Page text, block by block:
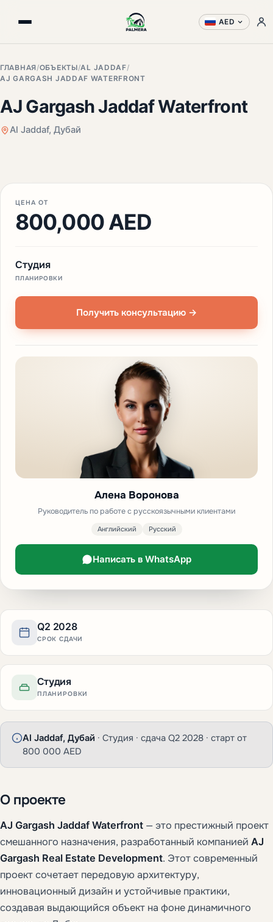
AED
ГЛАВНАЯ /ОБЪЕКТЫ/AL JADDAF/
AJ GARGASH JADDAF WATERFRONT
AJ Gargash Jaddaf Waterfront
Al Jaddaf, Дубай
Q2 2028
СРОК СДАЧИ
Студия
ПЛАНИРОВКИ
Al Jaddaf, Дубай · Студия · сдача Q2 2028 · старт от
800 000 AED
О проекте
AJ Gargash Jaddaf Waterfront — это престижный проект
смешанного назначения, разработанный компанией AJ
Gargash Real Estate Development. Этот современный
проект сочетает передовую архитектуру,
инновационный дизайн и устойчивые практики,
создавая выдающийся объект на фоне динамичного
ЦЕНА ОТ
800,000 AED
Студия
ПЛАНИРОВКИ
Получить консультацию →
Алена Воронова
Руководитель по работе с русскоязычными клиентами
Английский Русский
Написать в WhatsApp